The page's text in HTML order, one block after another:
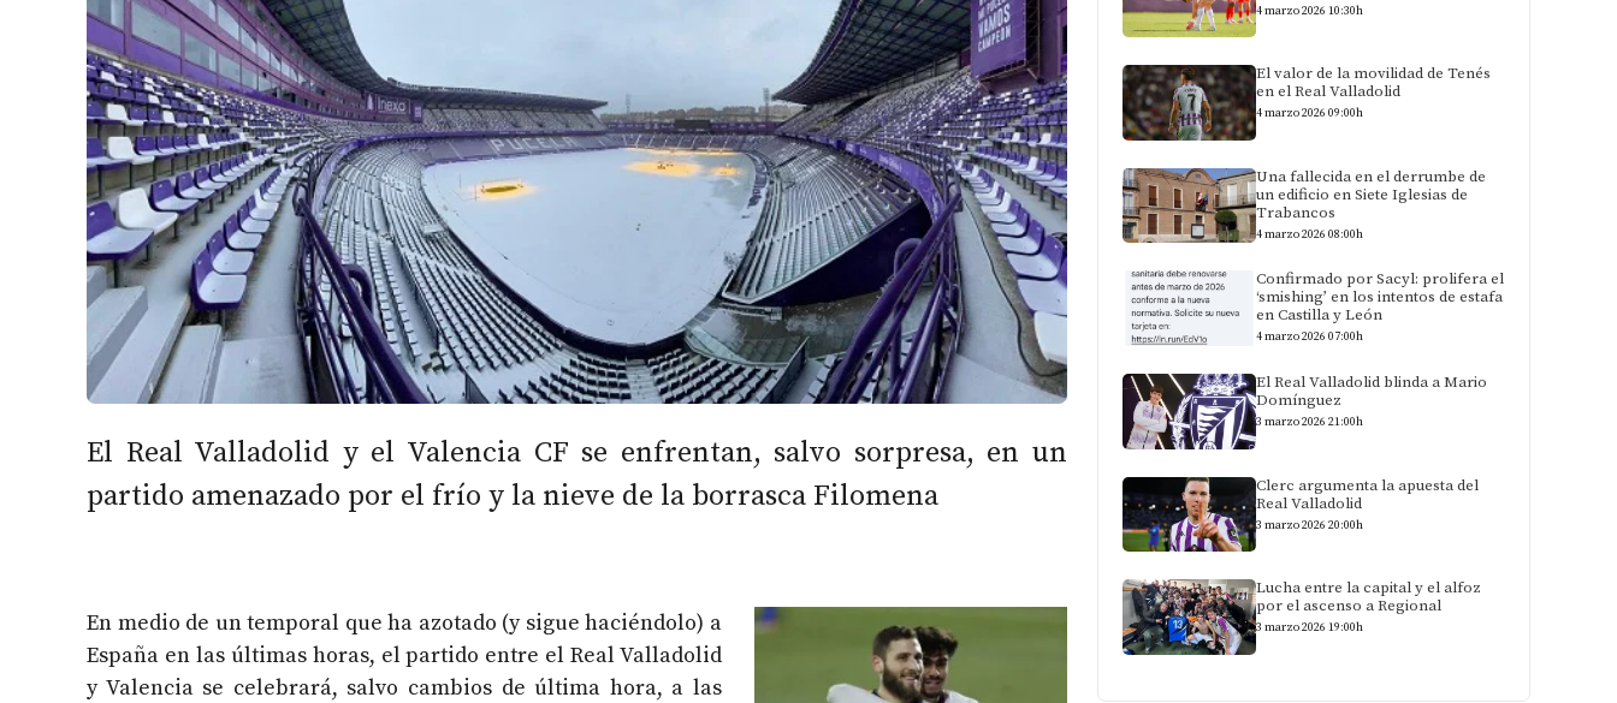
El Real Valladolid y el Valencia CF se enfrentan, salvo sorpresa, en un
partido amenazado por el frío y la nieve de la borrasca Filomena
En medio de un temporal que ha azotado (y sigue haciéndolo) a
España en las últimas horas, el partido entre el Real Valladolid
y Valencia se celebrará, salvo cambios de última hora, a las
4 marzo 2026 10:30h
El valor de la movilidad de Tenés
en el Real Valladolid
4 marzo 2026 09:00h
Una fallecida en el derrumbe de
un edificio en Siete Iglesias de
Trabancos
4 marzo 2026 08:00h
Confirmado por Sacyl: prolifera el
‘smishing’ en los intentos de estafa
en Castilla y León
4 marzo 2026 07:00h
El Real Valladolid blinda a Mario
Domínguez
3 marzo 2026 21:00h
Clerc argumenta la apuesta del
Real Valladolid
3 marzo 2026 20:00h
Lucha entre la capital y el alfoz
por el ascenso a Regional
3 marzo 2026 19:00h